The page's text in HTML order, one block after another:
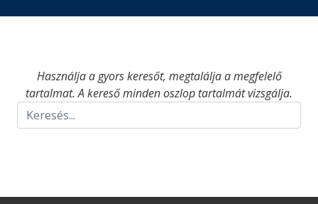
Használja a gyors keresőt, megtalálja a megfelelő
tartalmat. A kereső minden oszlop tartalmát vizsgálja.